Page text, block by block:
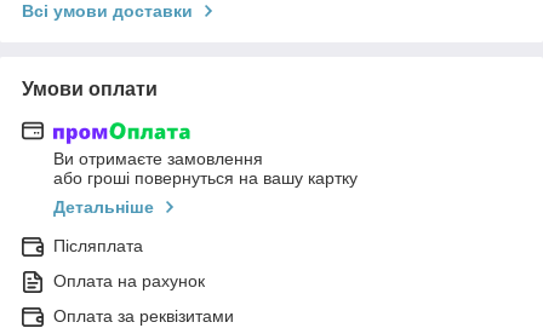
Всі умови доставки
Умови оплати
Ви отримаєте замовлення
або гроші повернуться на вашу картку
Детальніше
Післяплата
Оплата на рахунок
Оплата за реквізитами